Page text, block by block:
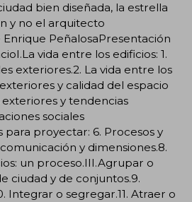
bien diseñada, la estrella
y no el arquitecto
PeñalosaPresentación
vida entre los edificios: 1.
exteriores.2. La vida entre los
y calidad del espacio
y tendencias
sociales
para proyectar: 6. Procesos y
y dimensiones.8.
un proceso.III.Agrupar o
ciudad y de conjuntos.9.
Integrar o segregar.11. Atraer o